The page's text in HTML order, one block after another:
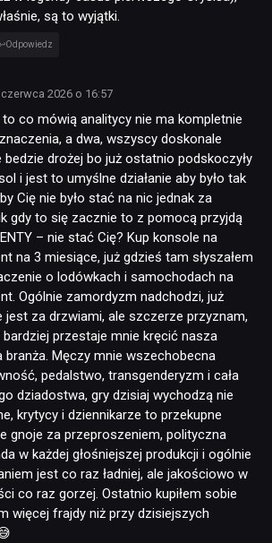
są to wyjątki.
Odpowiedz
2026 o 16:57
to co mówią analitycy nie ma kompletnie
a dwa, wszyscy doskonale
bedzie drożej bo już ostatnio podskoczyły
i jest to umyślne działanie aby było tak
Cię nie było stać na nic jednak za
gdy to się zacznie to z pomocą przyjdą
– nie stać Cię? Kup konsole na
na 3 miesiące, już gdzieś tam słyszałem
o lodówkach i samochodach na
Ogólnie zamordyzm nadchodzi, już
jest za drzwiami, ale szczerze przyznam,
przestaje mnie kręcić nasza
branża. Męczy mnie wszechobecna
pedalstwo, transgenderyzm i cała
dziadostwa, gry dzisiaj wychodzą nie
krytycy i dziennikarze to przekupne
gnoje za przeproszeniem, polityczna
w każdej głośniejszej produkcji i ogólnie
jest co raz ładniej, ale jakościowo w
co raz gorzej. Ostatnio kupiłem sobie
więcej frajdy niż przy dzisiejszych